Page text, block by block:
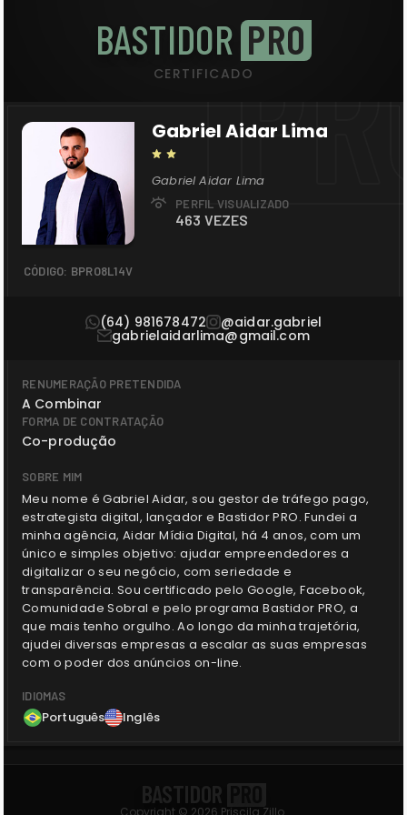
BASTIDOR PRO
CERTIFICADO
CÓDIGO: BPRO8L14V
Gabriel Aidar Lima
Gabriel Aidar Lima
PERFIL VISUALIZADO
463 VEZES
(64) 981678472 @aidar.gabriel
gabrielaidarlima@gmail.com
RENUMERAÇÃO PRETENDIDA
A Combinar
FORMA DE CONTRATAÇÃO
Co-produção
SOBRE MIM
Meu nome é Gabriel Aidar, sou gestor de tráfego pago,
estrategista digital, lançador e Bastidor PRO. Fundei a
minha agência, Aidar Mídia Digital, há 4 anos, com um
único e simples objetivo: ajudar empreendedores a
digitalizar o seu negócio, com seriedade e
transparência. Sou certificado pelo Google, Facebook,
Comunidade Sobral e pelo programa Bastidor PRO, a
que mais tenho orgulho. Ao longo da minha trajetória,
ajudei diversas empresas a escalar as suas empresas
com o poder dos anúncios on-line.
IDIOMAS
Português Inglês
Copyright © 2026 Priscila Zillo.
BASTIDOR